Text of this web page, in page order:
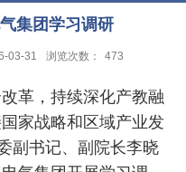
集团学习调研
03-31 浏览次数： 473
革，持续深化产教融
家战略和区域产业发
副书记、副院长李晓